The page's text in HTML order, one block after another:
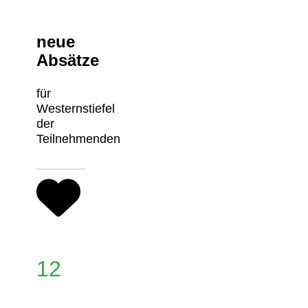
neue
Absätze
für
Westernstiefel
der
Teilnehmenden
12